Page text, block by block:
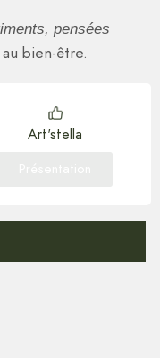
pensées
bien-être.
Art'stella